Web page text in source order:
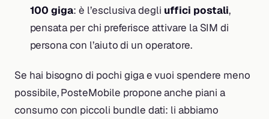
100 giga: è l’esclusiva degli uffici postali,
pensata per chi preferisce attivare la SIM di
persona con l’aiuto di un operatore.
Se hai bisogno di pochi giga e vuoi spendere meno
possibile, PosteMobile propone anche piani a
consumo con piccoli bundle dati: li abbiamo